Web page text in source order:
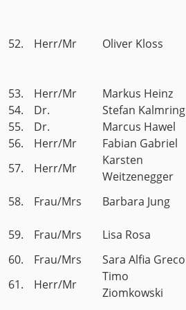
52. Herr/Mr Oliver Kloss
53.
Herr/Mr
Markus Heinz
54.
Dr. Stefan Kalmring
55.
Dr. Marcus Hawel
56.
Herr/Mr
Fabian Gabriel
57.
Herr/Mr
Karsten
Weitzenegger
58. Frau/Mrs Barbara Jung
59.
Frau/Mrs Lisa Rosa
60.
Frau/Mrs Sara Alfia Greco
61.
Herr/Mr
Timo
Ziomkowski